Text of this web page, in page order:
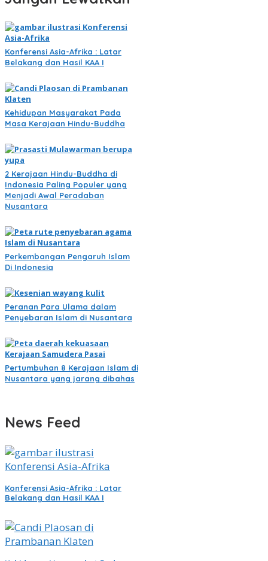
Konferensi Asia-Afrika : Latar
Belakang dan Hasil KAA I
Kehidupan Masyarakat Pada
Masa Kerajaan Hindu-Buddha
2 Kerajaan Hindu-Buddha di
Indonesia Paling Populer yang
Menjadi Awal Peradaban
Nusantara
Perkembangan Pengaruh Islam
Di Indonesia
Peranan Para Ulama dalam
Penyebaran Islam di Nusantara
Pertumbuhan 8 Kerajaan Islam di
Nusantara yang jarang dibahas
News Feed
Konferensi Asia-Afrika : Latar
Belakang dan Hasil KAA I